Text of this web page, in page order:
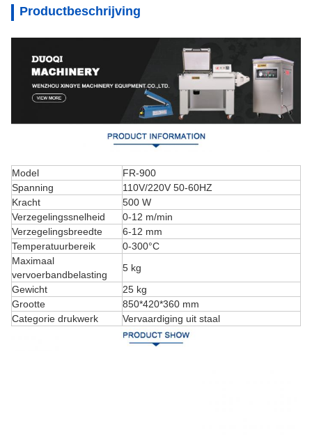
Productbeschrijving
Model
FR-900
Spanning
110V/220V 50-60HZ
Kracht
500 W
Verzegelingssnelheid
0-12 m/min
Verzegelingsbreedte
6-12 mm
Temperatuurbereik
0-300°C
Maximaal
vervoerbandbelasting
5 kg
Gewicht
25 kg
Grootte
850*420*360 mm
Categorie drukwerk
Vervaardiging uit staal